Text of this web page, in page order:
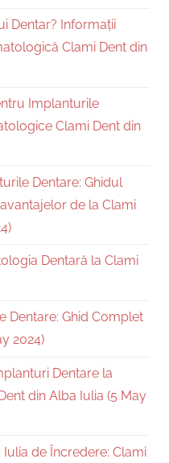
Dentar? Informații
Clami Dent din
Implanturile
Clami Dent din
Dentare: Ghidul
de la Clami
Dentară la Clami
Dentare: Ghid Complet
2024)
Dentare la
din Alba Iulia (5 May
de Încredere: Clami